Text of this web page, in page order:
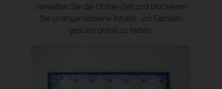
Verwalten Sie die Online-Zeit und blockieren
Sie unangemessene Inhalte, um Familien
gesund online zu halten.